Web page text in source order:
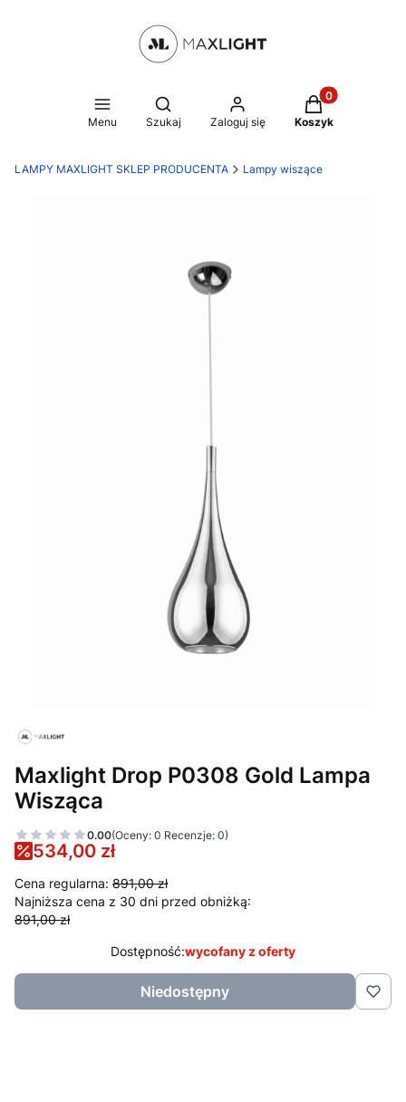
Menu
Otwórz wyszukiwarkę
Szukaj Zaloguj się
Produkty w
Koszyk
LAMPY MAXLIGHT SKLEP PRODUCENTA Lampy wiszące
Maxlight Drop P0308 Gold Lampa
Wisząca
0.00(Oceny: 0 Recenzje: 0)
534,00 zł
Cena regularna: 891,00 zł
Najniższa cena z 30 dni przed obniżką:
891,00 zł
Dostępność:wycofany z oferty
Niedostępny